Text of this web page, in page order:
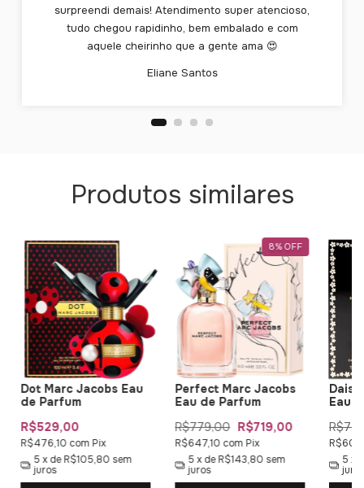
surpreendi demais! Atendimento super atencioso,
tudo chegou rapidinho, bem embalado e com
aquele cheirinho que a gente ama 😍
Eliane Santos
Produtos similares
Dot Marc Jacobs Eau
de Parfum
R$529,00
R$476,10 com Pix
5x deR$105,80 sem
juros
8%OFF
Perfect Marc Jacobs
Eau de Parfum
R$779,00 R$719,00
R$647,10 com Pix
5 x deR$143,80 sem
juros
Eau
5 x